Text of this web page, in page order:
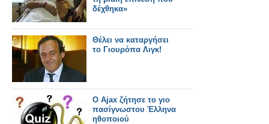
δέχθηκα»
Θέλει να καταργήσει
το Γιουρόπα Λιγκ!
Ο Ajax ζήτησε το γιο
πασίγνωστου Έλληνα
ηθοποιού